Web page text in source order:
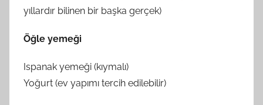
yıllardır bilinen bir başka gerçek)
Öğle yemeği
Ispanak yemeği (kıymalı)
Yoğurt (ev yapımı tercih edilebilir)